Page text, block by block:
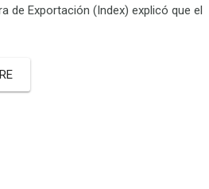
de Exportación (Index) explicó que el